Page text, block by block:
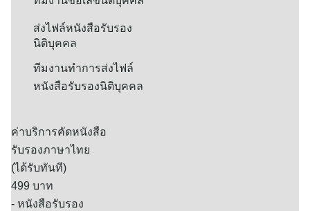
ส่งไฟล์หนังสือรับรอง
นิติบุคคล
ทีมงานทำการส่งไฟล์
หนังสือรับรองนิติบุคคล
ค่าบริการคัดหนังสือ
รับรองภาษาไทย
(ได้รับทันที)
499 บาท
- หนังสือรับรอง